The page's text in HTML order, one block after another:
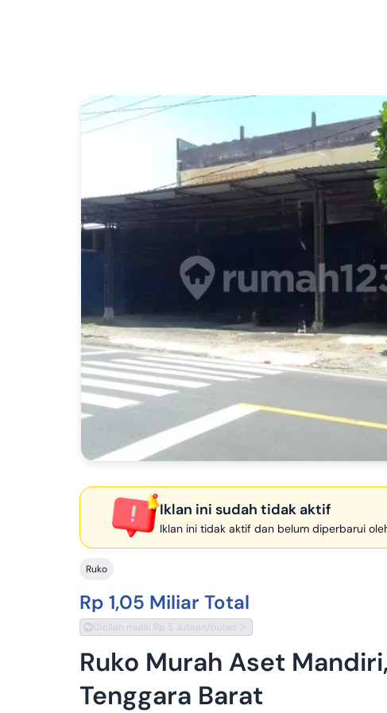
Iklan ini sudah tidak aktif
Iklan ini tidak aktif dan belum diperbarui
Ruko
Rp 1,05 Miliar Total
Cicilan mulai Rp 5 Jutaan/bulan
Ruko Murah Aset
Tenggara Barat